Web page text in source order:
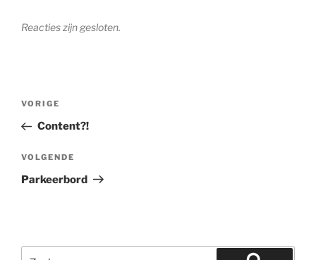
Reacties zijn gesloten.
Bericht
Vorig
bericht
VORIGE
Content?!
Volgend
bericht
VOLGENDE
Parkeerbord